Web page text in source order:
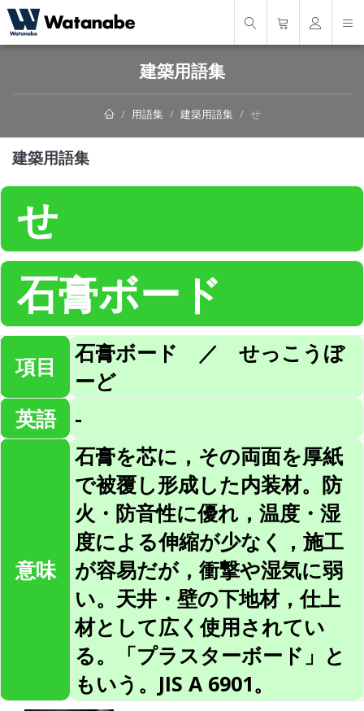
建築用語集
用語集 建築用語集 せ
建築用語集
せ
石膏ボード
項目
石膏ボード ／ せっこうぼ
ーど
英語
-
意味
石膏を芯に，その両面を厚紙
で被覆し形成した内装材。防
火・防音性に優れ，温度・湿
度による伸縮が少なく，施工
が容易だが，衝撃や湿気に弱
い。天井・壁の下地材，仕上
材として広く使用されてい
る。「プラスターボード」と
もいう。JIS A 6901。